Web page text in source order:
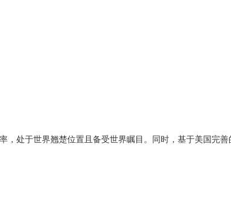
处于世界翘楚位置且备受世界瞩目。同时，基于美国完